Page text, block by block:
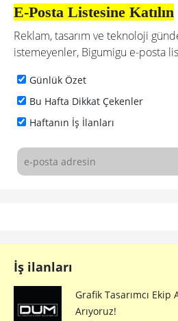
E-Posta Listesine Katılın
Reklam, tasarım ve teknoloji
istemeyenler, Bigumigu e-posta
Günlük Özet
Bu Hafta Dikkat Çekenler
Haftanın İş İlanları
İş ilanları
Grafik Tasarımcı Ekip
Arıyoruz!